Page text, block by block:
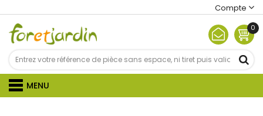
Compte
0
MENU